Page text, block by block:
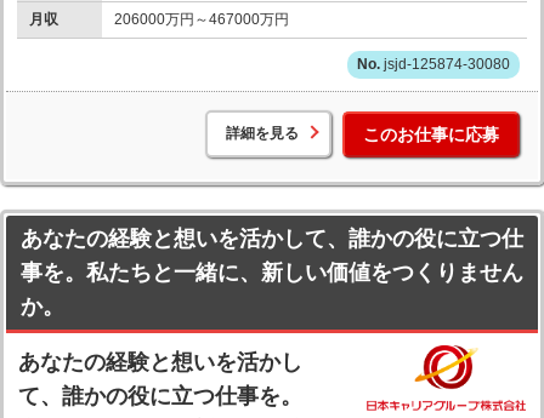
月収 206000万円～467000万円
jsjd-125874-30080
詳細を見る このお仕事に応募
あなたの経験と想いを活かして、誰かの役に立つ仕
事を。私たちと一緒に、新しい価値をつくりません
か。
あなたの経験と想いを活かし
て、誰かの役に立つ仕事を。